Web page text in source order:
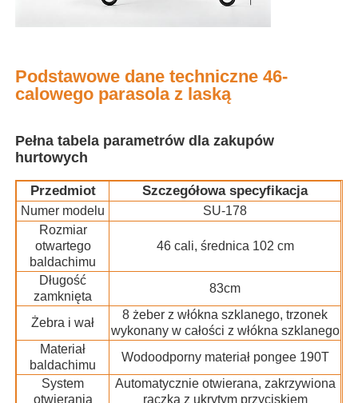
Wycieczka po fabryce
Kontrola jakości
Skontaktuj się z nami
Aktualności
Wszystkie przypadki
Poprosić o wycenę
parasole golfowe
Podstawowe dane techniczne 46-
calowego parasola z laską
Pełna tabela parametrów dla zakupów
hurtowych
Przedmiot Szczegółowa specyfikacja
Numer modelu
SU-178
Rozmiar
otwartego
baldachimu
46 cali, średnica 102 cm
Długość
zamknięta
83cm
Żebra i wał
8 żeber z włókna szklanego, trzonek
wykonany w całości z włókna szklanego
Materiał
baldachimu
Wodoodporny materiał pongee 190T
System
otwierania
Automatycznie otwierana, zakrzywiona
rączka z ukrytym przyciskiem